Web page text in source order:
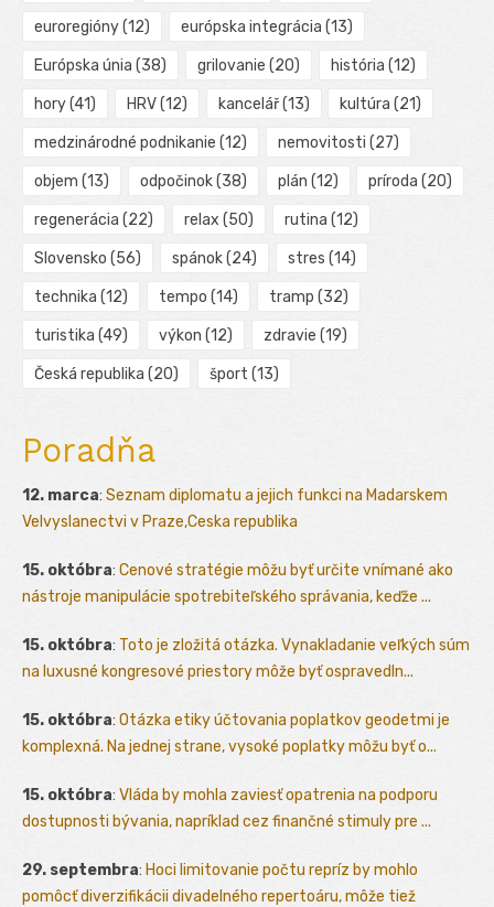
euroregióny(12) európska integrácia (13)
Európska únia (38) grilovanie (20) história (12)
hory(41) HRV(12) kancelář(13) kultúra (21)
medzinárodné podnikanie (12) nemovitosti (27)
objem (13) odpočinok(38) plán (12) príroda (20)
regenerácia (22) relax (50) rutina (12)
Slovensko (56) spánok(24) stres (14)
technika (12) tempo (14) tramp (32)
turistika (49) výkon (12) zdravie (19)
Česká republika (20) šport (13)
Poradňa
12. marca: Seznam diplomatu a jejich funkci na Madarskem
Velvyslanectvi v Praze,Ceska republika
15. októbra: Cenové stratégie môžu byť určite vnímané ako
nástroje manipulácie spotrebiteľského správania, keďže ...
15. októbra: Toto je zložitá otázka. Vynakladanie veľkých súm
na luxusné kongresové priestory môže byť ospravedln...
15. októbra: Otázka etiky účtovania poplatkov geodetmi je
komplexná. Na jednej strane, vysoké poplatky môžu byť o...
15. októbra: Vláda by mohla zaviesť opatrenia na podporu
dostupnosti bývania, napríklad cez finančné stimuly pre ...
29. septembra: Hoci limitovanie počtu repríz by mohlo
pomôcť diverzifikácii divadelného repertoáru, môže tiež